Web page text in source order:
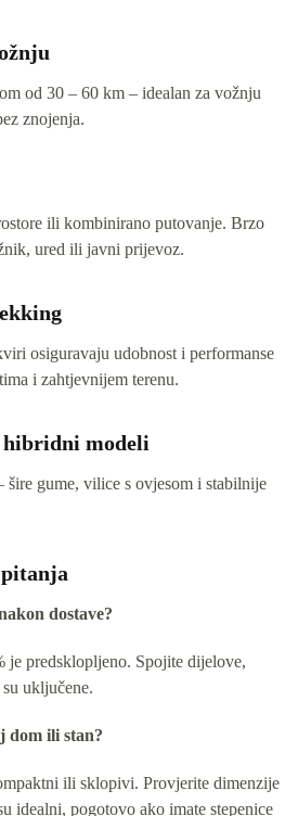
od 30 – 60 km – idealan za vožnju
znojenja.
ili kombinirano putovanje. Brzo
ured ili javni prijevoz.
osiguravaju udobnost i performanse
i zahtjevnijem terenu.
hibridni modeli
šire gume, vilice s ovjesom i stabilnije
dostave?
je predsklopljeno. Spojite dijelove,
uključene.
dom ili stan?
ili sklopivi. Provjerite dimenzije
idealni, pogotovo ako imate stepenice